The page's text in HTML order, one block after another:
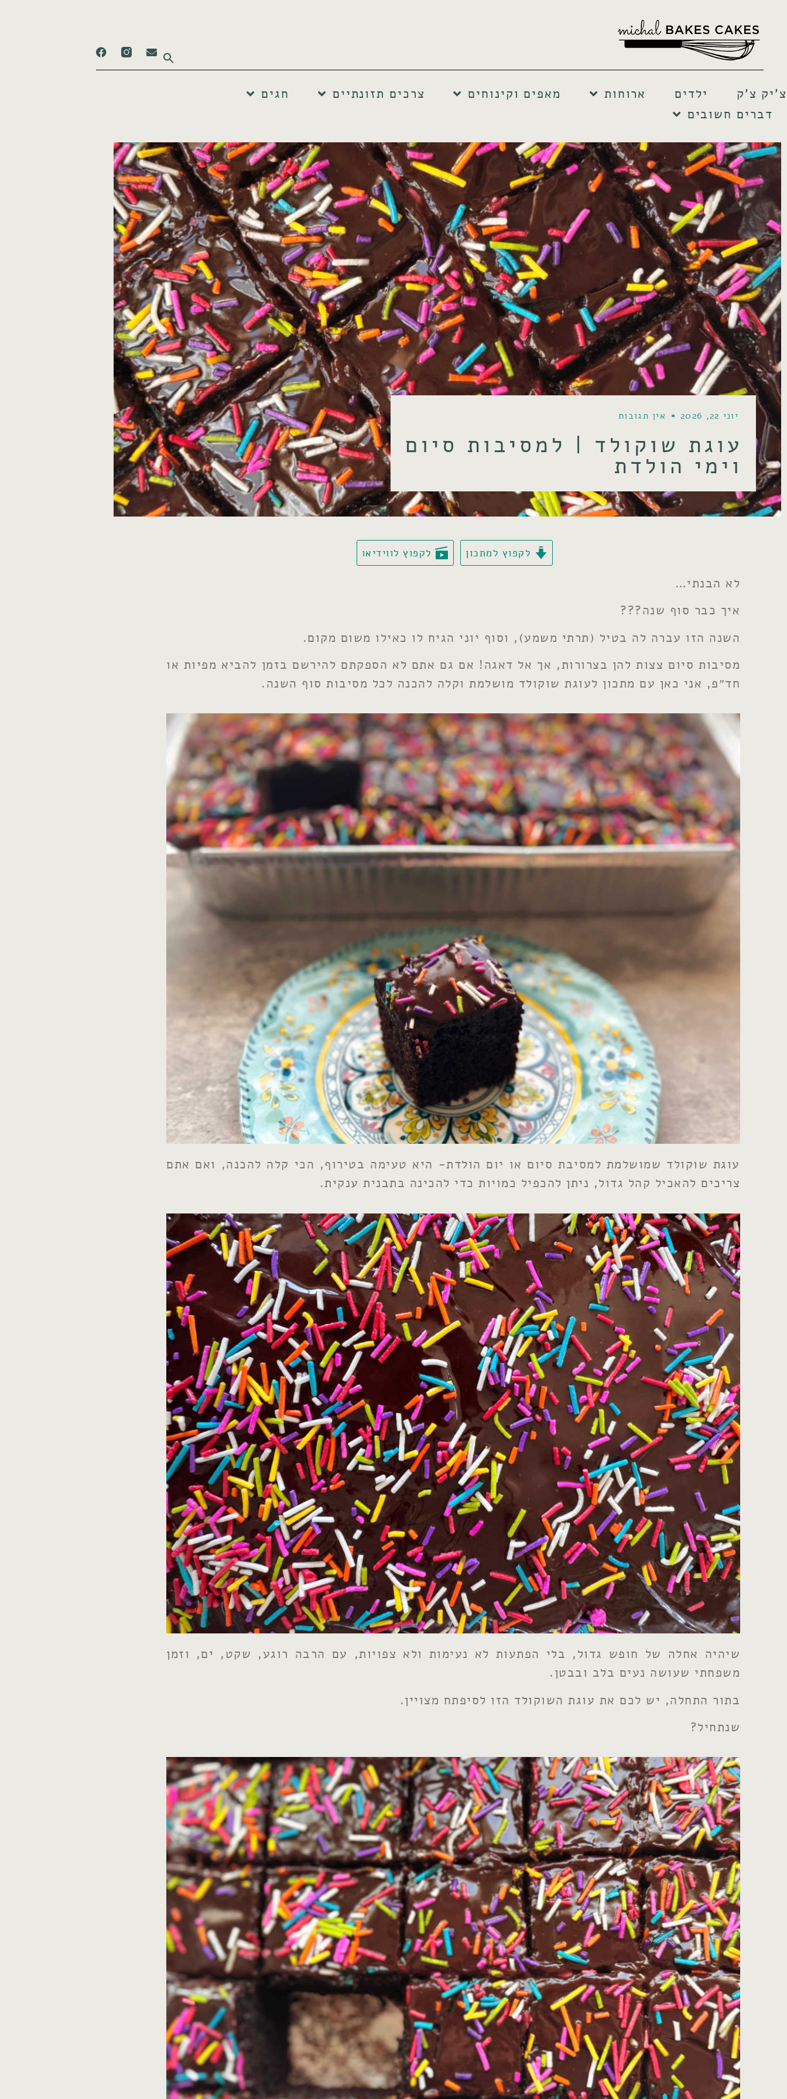
Search
for:
צ'יק צ'ק ילדים ארוחות מאפים וקינוחים צרכים תזונתיים
חגים
דברים חשובים
יוני 22, 2026 אין תגובות
עוגת שוקולד | למסיבות סיום
וימי הולדת
לקפוץ למתכון לקפוץ לווידיאו
לא הבנתי…
איך כבר סוף שנה???
השנה הזו עברה לה בטיל (תרתי משמע), וסוף יוני הגיח לו כאילו משום מקום.
מסיבות סיום צצות להן בצרורות, אך אל דאגה! אם גם אתם לא הספקתם להירשם בזמן להביא מפיות או
חד״פ, אני כאן עם מתכון לעוגת שוקולד מושלמת וקלה להכנה לכל מסיבות סוף השנה.
עוגת שוקולד שמושלמת למסיבת סיום או יום הולדת- היא טעימה בטירוף, הכי קלה להכנה, ואם אתם
צריכים להאכיל קהל גדול, ניתן להכפיל כמויות כדי להכינה בתבנית ענקית.
שיהיה אחלה של חופש גדול, בלי הפתעות לא נעימות ולא צפויות, עם הרבה רוגע, שקט, ים, וזמן
משפחתי שעושה נעים בלב ובבטן.
בתור התחלה, יש לכם את עוגת השוקולד הזו לסיפתח מצויין.
שנתחיל?